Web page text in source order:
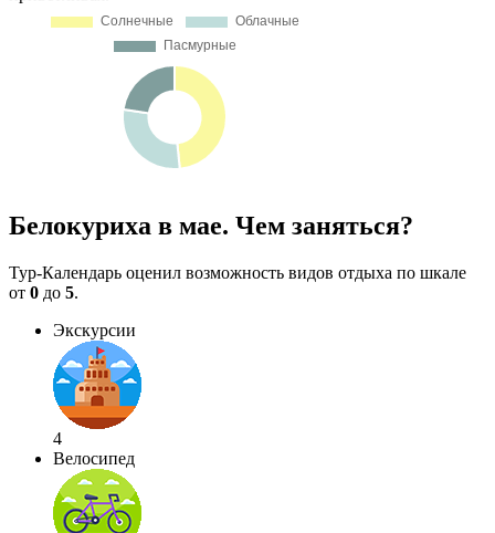
Белокуриха в мае. Чем заняться?
Тур-Календарь оценил возможность видов отдыха по шкале
от 0 до 5.
Экскурсии
4
Велосипед